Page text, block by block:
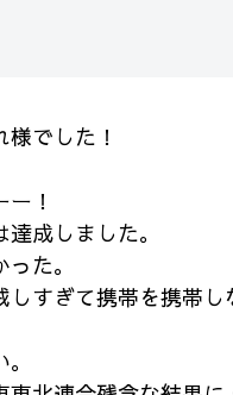
でした！
！
成しました。
た。
しすぎて携帯を携帯